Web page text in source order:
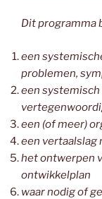
Dit programma
een
problemen,
een
een (of meer)
een vertaalslag
het ontwerpen
ontwikkelplan
waar nodig of